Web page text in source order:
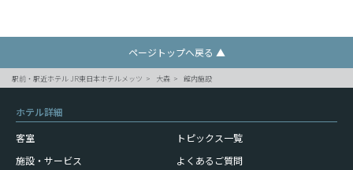
ページトップへ戻る ▲
駅前・駅近ホテル JR東日本ホテルメッツ 大森 館内施設
ホテル詳細
客室
施設・サービス
トピックス一覧
よくあるご質問